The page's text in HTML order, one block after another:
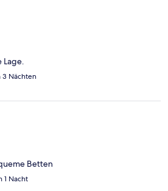
Lage.
3 Nächten
Betten
1 Nacht